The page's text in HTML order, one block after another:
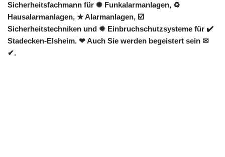
Sicherheitsfachmann für ✺ Funkalarmanlagen, ♻
Hausalarmanlagen, ★ Alarmanlagen, ☑️
Sicherheitstechniken und ✹ Einbruchschutzsysteme für ✔️
Stadecken-Elsheim. ❤ Auch Sie werden begeistert sein ✉
✔.